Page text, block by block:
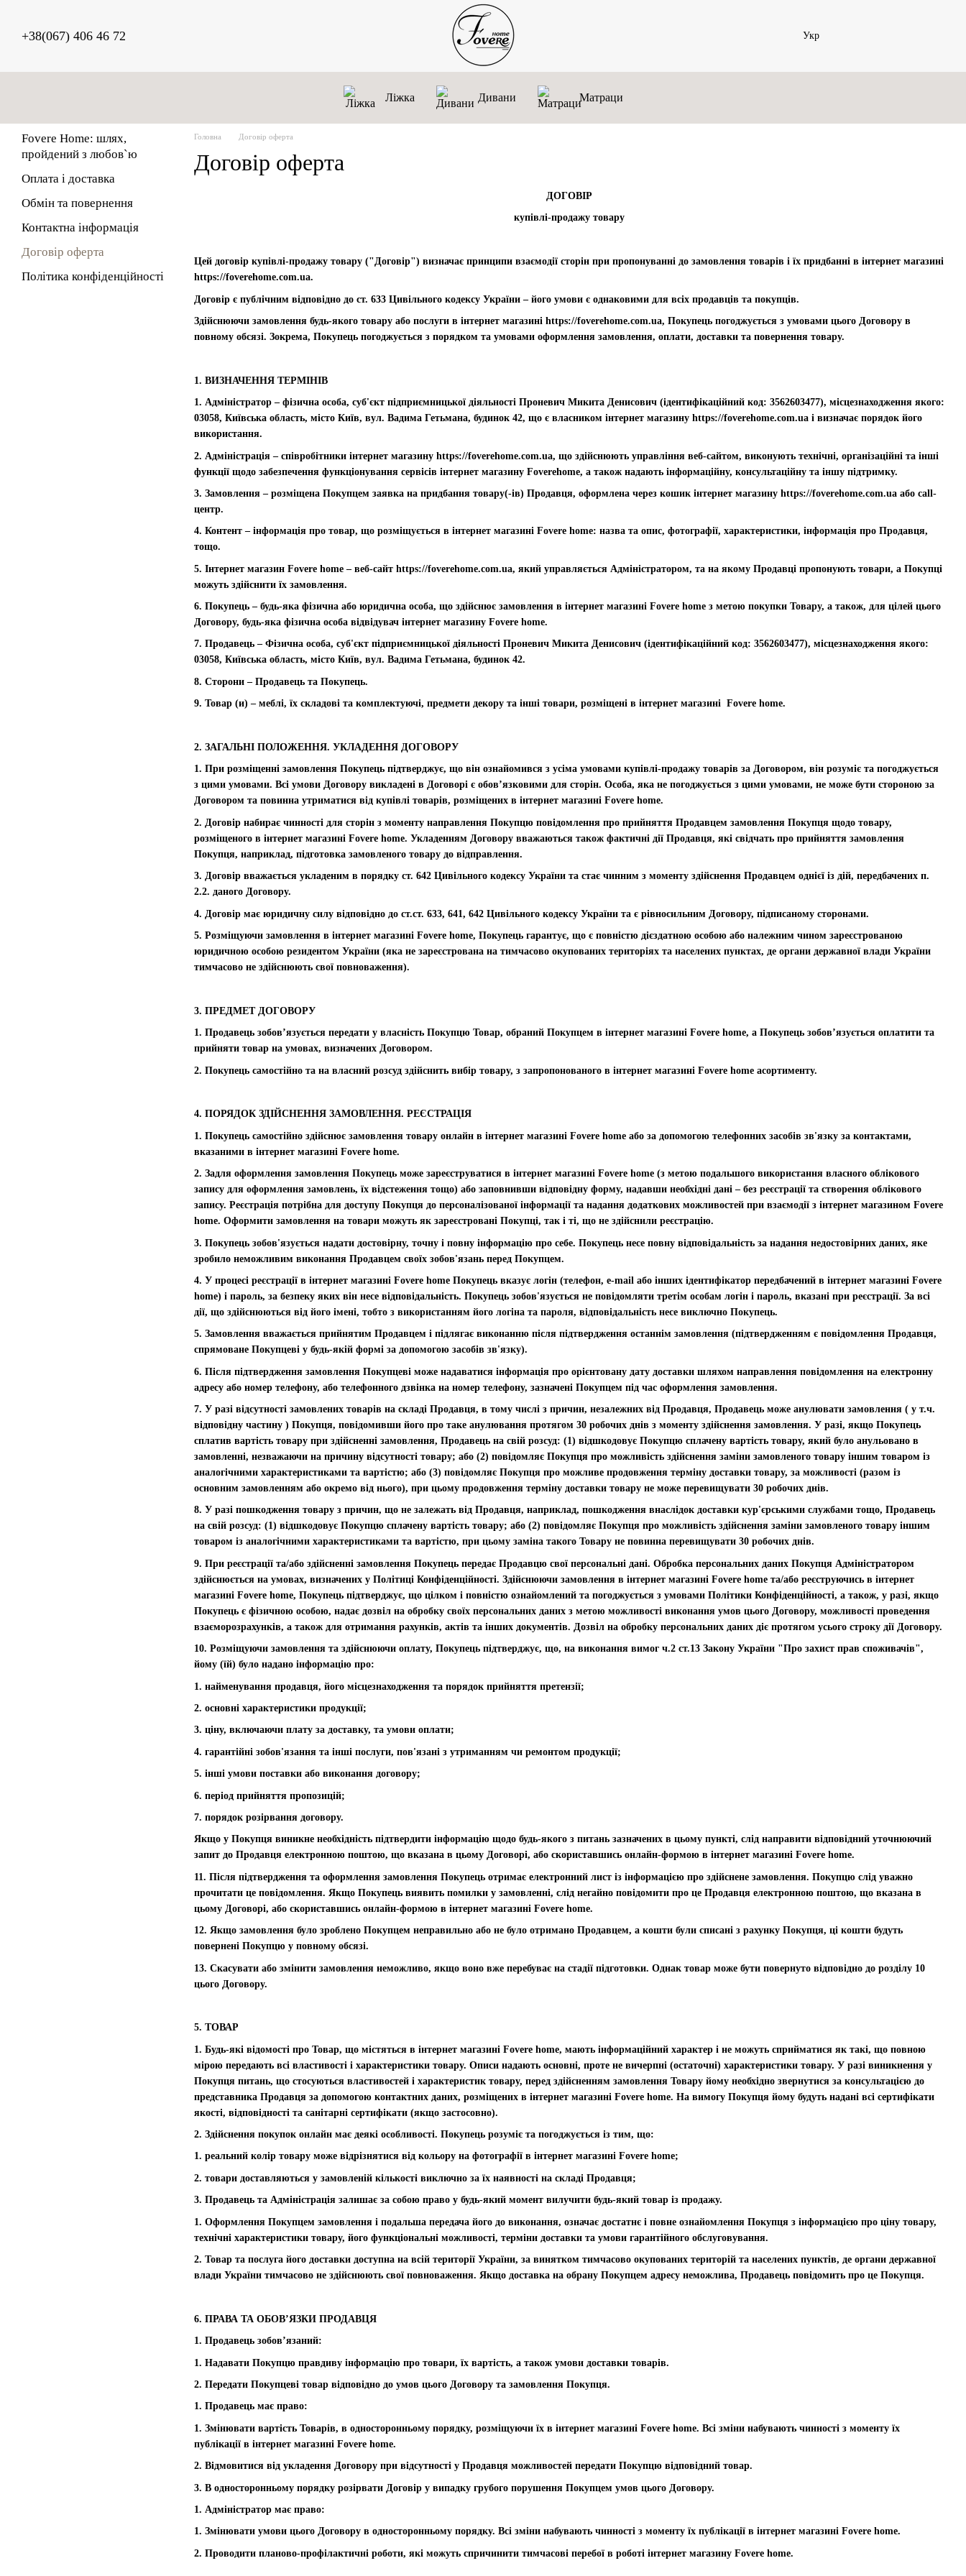
+38(067) 406 46 72 Укр
Ліжка Дивани Матраци
Головна Договір оферта
Договір оферта
ДОГОВІР
купівлі-продажу товару
Цей договір купівлі-продажу товару ("Договір") визначає принципи взаємодії сторін при пропонуванні до замовлення товарів і їх придбанні в інтернет магазині
https://foverehome.com.ua.
Договір є публічним відповідно до ст. 633 Цивільного кодексу України – його умови є однаковими для всіх продавців та покупців.
Здійснюючи замовлення будь-якого товару або послуги в інтернет магазині https://foverehome.com.ua, Покупець погоджується з умовами цього Договору в
повному обсязі. Зокрема, Покупець погоджується з порядком та умовами оформлення замовлення, оплати, доставки та повернення товару.
1. ВИЗНАЧЕННЯ ТЕРМІНІВ
1. Адміністратор – фізична особа, суб'єкт підприємницької діяльності Проневич Микита Денисович (ідентифікаційний код: 3562603477), місцезнаходження якого:
03058, Київська область, місто Київ, вул. Вадима Гетьмана, будинок 42, що є власником інтернет магазину https://foverehome.com.ua і визначає порядок його
використання.
2. Адміністрація – співробітники інтернет магазину https://foverehome.com.ua, що здійснюють управління веб-сайтом, виконують технічні, організаційні та інші
функції щодо забезпечення функціонування сервісів інтернет магазину Foverehome, а також надають інформаційну, консультаційну та іншу підтримку.
3. Замовлення – розміщена Покупцем заявка на придбання товару(-ів) Продавця, оформлена через кошик інтернет магазину https://foverehome.com.ua або call-
центр.
4. Контент – інформація про товар, що розміщується в інтернет магазині Fovere home: назва та опис, фотографії, характеристики, інформація про Продавця,
тощо.
5. Інтернет магазин Fovere home – веб-сайт https://foverehome.com.ua, який управляється Адміністратором, та на якому Продавці пропонують товари, а Покупці
можуть здійснити їх замовлення.
6. Покупець – будь-яка фізична або юридична особа, що здійснює замовлення в інтернет магазині Fovere home з метою покупки Товару, а також, для цілей цього
Договору, будь-яка фізична особа відвідувач інтернет магазину Fovere home.
7. Продавець – Фізична особа, суб'єкт підприємницької діяльності Проневич Микита Денисович (ідентифікаційний код: 3562603477), місцезнаходження якого:
03058, Київська область, місто Київ, вул. Вадима Гетьмана, будинок 42.
8. Сторони – Продавець та Покупець.
9. Товар (и) – меблі, їх складові та комплектуючі, предмети декору та інші товари, розміщені в інтернет магазині Fovere home.
2. ЗАГАЛЬНІ ПОЛОЖЕННЯ. УКЛАДЕННЯ ДОГОВОРУ
1. При розміщенні замовлення Покупець підтверджує, що він ознайомився з усіма умовами купівлі-продажу товарів за Договором, він розуміє та погоджується
з цими умовами. Всі умови Договору викладені в Договорі є обов’язковими для сторін. Особа, яка не погоджується з цими умовами, не може бути стороною за
Договором та повинна утриматися від купівлі товарів, розміщених в інтернет магазині Fovere home.
2. Договір набирає чинності для сторін з моменту направлення Покупцю повідомлення про прийняття Продавцем замовлення Покупця щодо товару,
розміщеного в інтернет магазині Fovere home. Укладенням Договору вважаються також фактичні дії Продавця, які свідчать про прийняття замовлення
Покупця, наприклад, підготовка замовленого товару до відправлення.
3. Договір вважається укладеним в порядку ст. 642 Цивільного кодексу України та стає чинним з моменту здійснення Продавцем однієї із дій, передбачених п.
2.2. даного Договору.
4. Договір має юридичну силу відповідно до ст.ст. 633, 641, 642 Цивільного кодексу України та є рівносильним Договору, підписаному сторонами.
5. Розміщуючи замовлення в інтернет магазині Fovere home, Покупець гарантує, що є повністю дієздатною особою або належним чином зареєстрованою
юридичною особою резидентом України (яка не зареєстрована на тимчасово окупованих територіях та населених пунктах, де органи державної влади України
тимчасово не здійснюють свої повноваження).
3. ПРЕДМЕТ ДОГОВОРУ
1. Продавець зобов’язується передати у власність Покупцю Товар, обраний Покупцем в інтернет магазині Fovere home, а Покупець зобов’язується оплатити та
прийняти товар на умовах, визначених Договором.
2. Покупець самостійно та на власний розсуд здійснить вибір товару, з запропонованого в інтернет магазині Fovere home асортименту.
4. ПОРЯДОК ЗДІЙСНЕННЯ ЗАМОВЛЕННЯ. РЕЄСТРАЦІЯ
1. Покупець самостійно здійснює замовлення товару онлайн в інтернет магазині Fovere home або за допомогою телефонних засобів зв'язку за контактами,
вказаними в інтернет магазині Fovere home.
2. Задля оформлення замовлення Покупець може зареєструватися в інтернет магазині Fovere home (з метою подальшого використання власного облікового
запису для оформлення замовлень, їх відстеження тощо) або заповнивши відповідну форму, надавши необхідні дані – без реєстрації та створення облікового
запису. Реєстрація потрібна для доступу Покупця до персоналізованої інформації та надання додаткових можливостей при взаємодії з інтернет магазином Fovere
home. Оформити замовлення на товари можуть як зареєстровані Покупці, так і ті, що не здійснили реєстрацію.
3. Покупець зобов'язується надати достовірну, точну і повну інформацію про себе. Покупець несе повну відповідальність за надання недостовірних даних, яке
зробило неможливим виконання Продавцем своїх зобов'язань перед Покупцем.
4. У процесі реєстрації в інтернет магазині Fovere home Покупець вказує логін (телефон, e-mail або інших ідентифікатор передбачений в інтернет магазині Fovere
home) і пароль, за безпеку яких він несе відповідальність. Покупець зобов'язується не повідомляти третім особам логін і пароль, вказані при реєстрації. За всі
дії, що здійснюються від його імені, тобто з використанням його логіна та пароля, відповідальність несе виключно Покупець.
5. Замовлення вважається прийнятим Продавцем і підлягає виконанню після підтвердження останнім замовлення (підтвердженням є повідомлення Продавця,
спрямоване Покупцеві у будь-якій формі за допомогою засобів зв'язку).
6. Після підтвердження замовлення Покупцеві може надаватися інформація про орієнтовану дату доставки шляхом направлення повідомлення на електронну
адресу або номер телефону, або телефонного дзвінка на номер телефону, зазначені Покупцем під час оформлення замовлення.
7. У разі відсутності замовлених товарів на складі Продавця, в тому числі з причин, незалежних від Продавця, Продавець може анулювати замовлення ( у т.ч.
відповідну частину ) Покупця, повідомивши його про таке анулювання протягом 30 робочих днів з моменту здійснення замовлення. У разі, якщо Покупець
сплатив вартість товару при здійсненні замовлення, Продавець на свій розсуд: (1) відшкодовує Покупцю сплачену вартість товару, який було анульовано в
замовленні, незважаючи на причину відсутності товару; або (2) повідомляє Покупця про можливість здійснення заміни замовленого товару іншим товаром із
аналогічними характеристиками та вартістю; або (3) повідомляє Покупця про можливе продовження терміну доставки товару, за можливості (разом із
основним замовленням або окремо від нього), при цьому продовження терміну доставки товару не може перевищувати 30 робочих днів.
8. У разі пошкодження товару з причин, що не залежать від Продавця, наприклад, пошкодження внаслідок доставки кур'єрськими службами тощо, Продавець
на свій розсуд: (1) відшкодовує Покупцю сплачену вартість товару; або (2) повідомляє Покупця про можливість здійснення заміни замовленого товару іншим
товаром із аналогічними характеристиками та вартістю, при цьому заміна такого Товару не повинна перевищувати 30 робочих днів.
9. При реєстрації та/або здійсненні замовлення Покупець передає Продавцю свої персональні дані. Обробка персональних даних Покупця Адміністратором
здійснюється на умовах, визначених у Політиці Конфіденційності. Здійснюючи замовлення в інтернет магазині Fovere home та/або реєструючись в інтернет
магазині Fovere home, Покупець підтверджує, що цілком і повністю ознайомлений та погоджується з умовами Політики Конфіденційності, а також, у разі, якщо
Покупець є фізичною особою, надає дозвіл на обробку своїх персональних даних з метою можливості виконання умов цього Договору, можливості проведення
взаєморозрахунків, а також для отримання рахунків, актів та інших документів. Дозвіл на обробку персональних даних діє протягом усього строку дії Договору.
10. Розміщуючи замовлення та здійснюючи оплату, Покупець підтверджує, що, на виконання вимог ч.2 ст.13 Закону України "Про захист прав споживачів",
йому (їй) було надано інформацію про:
1. найменування продавця, його місцезнаходження та порядок прийняття претензії;
2. основні характеристики продукції;
3. ціну, включаючи плату за доставку, та умови оплати;
4. гарантійні зобов'язання та інші послуги, пов'язані з утриманням чи ремонтом продукції;
5. інші умови поставки або виконання договору;
6. період прийняття пропозицій;
7. порядок розірвання договору.
Якщо у Покупця виникне необхідність підтвердити інформацію щодо будь-якого з питань зазначених в цьому пункті, слід направити відповідний уточнюючий
запит до Продавця електронною поштою, що вказана в цьому Договорі, або скориставшись онлайн-формою в інтернет магазині Fovere home.
11. Після підтвердження та оформлення замовлення Покупець отримає електронний лист із інформацією про здійснене замовлення. Покупцю слід уважно
прочитати це повідомлення. Якщо Покупець виявить помилки у замовленні, слід негайно повідомити про це Продавця електронною поштою, що вказана в
цьому Договорі, або скориставшись онлайн-формою в інтернет магазині Fovere home.
12. Якщо замовлення було зроблено Покупцем неправильно або не було отримано Продавцем, а кошти були списані з рахунку Покупця, ці кошти будуть
повернені Покупцю у повному обсязі.
13. Скасувати або змінити замовлення неможливо, якщо воно вже перебуває на стадії підготовки. Однак товар може бути повернуто відповідно до розділу 10
цього Договору.
5. ТОВАР
1. Будь-які відомості про Товар, що містяться в інтернет магазині Fovere home, мають інформаційний характер і не можуть сприйматися як такі, що повною
мірою передають всі властивості і характеристики товару. Описи надають основні, проте не вичерпні (остаточні) характеристики товару. У разі виникнення у
Покупця питань, що стосуються властивостей і характеристик товару, перед здійсненням замовлення Товару йому необхідно звернутися за консультацією до
представника Продавця за допомогою контактних даних, розміщених в інтернет магазині Fovere home. На вимогу Покупця йому будуть надані всі сертифікати
якості, відповідності та санітарні сертифікати (якщо застосовно).
2. Здійснення покупок онлайн має деякі особливості. Покупець розуміє та погоджується із тим, що:
1. реальний колір товару може відрізнятися від кольору на фотографії в інтернет магазині Fovere home;
2. товари доставляються у замовленій кількості виключно за їх наявності на складі Продавця;
3. Продавець та Адміністрація залишає за собою право у будь-який момент вилучити будь-який товар із продажу.
1. Оформлення Покупцем замовлення і подальша передача його до виконання, означає достатнє і повне ознайомлення Покупця з інформацією про ціну товару,
технічні характеристики товару, його функціональні можливості, терміни доставки та умови гарантійного обслуговування.
2. Товар та послуга його доставки доступна на всій території України, за винятком тимчасово окупованих територій та населених пунктів, де органи державної
влади України тимчасово не здійснюють свої повноваження. Якщо доставка на обрану Покупцем адресу неможлива, Продавець повідомить про це Покупця.
6. ПРАВА ТА ОБОВ’ЯЗКИ ПРОДАВЦЯ
1. Продавець зобов’язаний:
1. Надавати Покупцю правдиву інформацію про товари, їх вартість, а також умови доставки товарів.
2. Передати Покупцеві товар відповідно до умов цього Договору та замовлення Покупця.
1. Продавець має право:
1. Змінювати вартість Товарів, в односторонньому порядку, розміщуючи їх в інтернет магазині Fovere home. Всі зміни набувають чинності з моменту їх
публікації в інтернет магазині Fovere home.
2. Відмовитися від укладення Договору при відсутності у Продавця можливостей передати Покупцю відповідний товар.
3. В односторонньому порядку розірвати Договір у випадку грубого порушення Покупцем умов цього Договору.
1. Адміністратор має право:
1. Змінювати умови цього Договору в односторонньому порядку. Всі зміни набувають чинності з моменту їх публікації в інтернет магазині Fovere home.
2. Проводити планово-профілактичні роботи, які можуть спричинити тимчасові перебої в роботі інтернет магазину Fovere home.
Fovere Home: шлях,
пройдений з любов`ю
Оплата і доставка
Обмін та повернення
Контактна інформація
Договір оферта
Політика конфіденційності